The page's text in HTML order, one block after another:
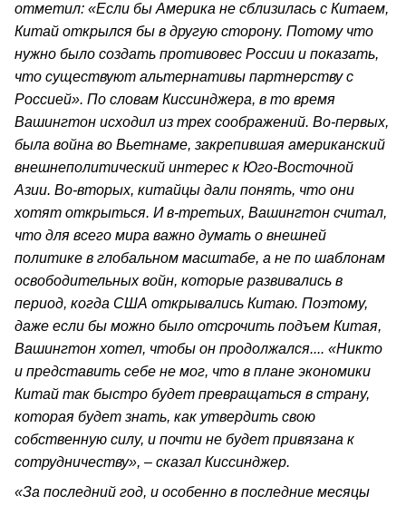
отметил: «Если бы Америка не сблизилась с Китаем,
Китай открылся бы в другую сторону. Потому что
нужно было создать противовес России и показать,
что существуют альтернативы партнерству с
Россией». По словам Киссинджера, в то время
Вашингтон исходил из трех соображений. Во-первых,
была война во Вьетнаме, закрепившая американский
внешнеполитический интерес к Юго-Восточной
Азии. Во-вторых, китайцы дали понять, что они
хотят открыться. И в-третьих, Вашингтон считал,
что для всего мира важно думать о внешней
политике в глобальном масштабе, а не по шаблонам
освободительных войн, которые развивались в
период, когда США открывались Китаю. Поэтому,
даже если бы можно было отсрочить подъем Китая,
Вашингтон хотел, чтобы он продолжался.... «Никто
и представить себе не мог, что в плане экономики
Китай так быстро будет превращаться в страну,
которая будет знать, как утвердить свою
собственную силу, и почти не будет привязана к
сотрудничеству», – сказал Киссинджер.
«За последний год, и особенно в последние месяцы